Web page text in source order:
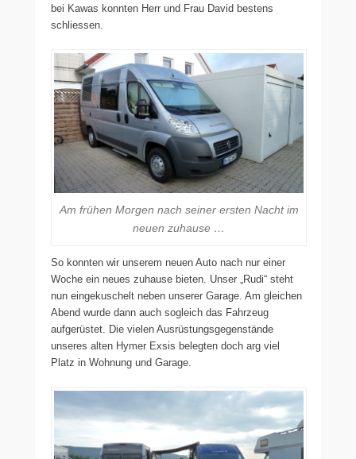
bei Kawas konnten Herr und Frau David bestens
schliessen.
Am frühen Morgen nach seiner ersten Nacht im
neuen zuhause …
So konnten wir unserem neuen Auto nach nur einer
Woche ein neues zuhause bieten. Unser „Rudi“ steht
nun eingekuschelt neben unserer Garage. Am gleichen
Abend wurde dann auch sogleich das Fahrzeug
aufgerüstet. Die vielen Ausrüstungsgegenstände
unseres alten Hymer Exsis belegten doch arg viel
Platz in Wohnung und Garage.